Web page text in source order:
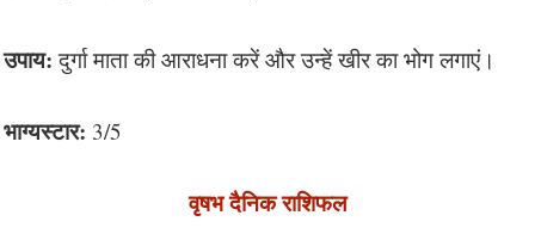
उपाय: दुर्गा माता की आराधना करें और उन्हें खीर का भोग लगाएं।
भाग्यस्टार: 3/5
वृषभ दैनिक राशिफल